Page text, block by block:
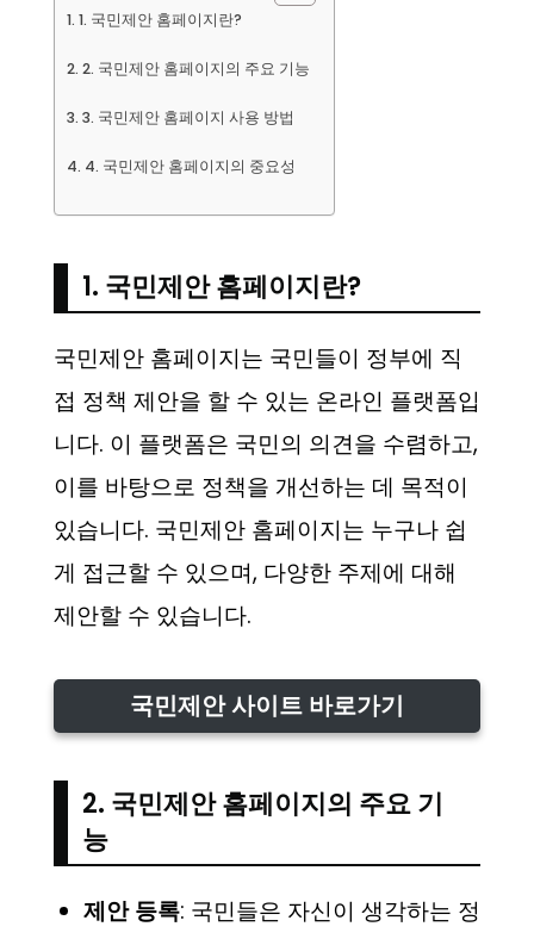
1. 국민제안 홈페이지란?
2. 국민제안 홈페이지의 주요 기능
3. 국민제안 홈페이지 사용 방법
4. 국민제안 홈페이지의 중요성
1. 국민제안 홈페이지란?
국민제안 홈페이지는 국민들이 정부에 직
접 정책 제안을 할 수 있는 온라인 플랫폼입
니다. 이 플랫폼은 국민의 의견을 수렴하고,
이를 바탕으로 정책을 개선하는 데 목적이
있습니다. 국민제안 홈페이지는 누구나 쉽
게 접근할 수 있으며, 다양한 주제에 대해
제안할 수 있습니다.
국민제안 사이트 바로가기
2. 국민제안 홈페이지의 주요 기
능
제안 등록: 국민들은 자신이 생각하는 정